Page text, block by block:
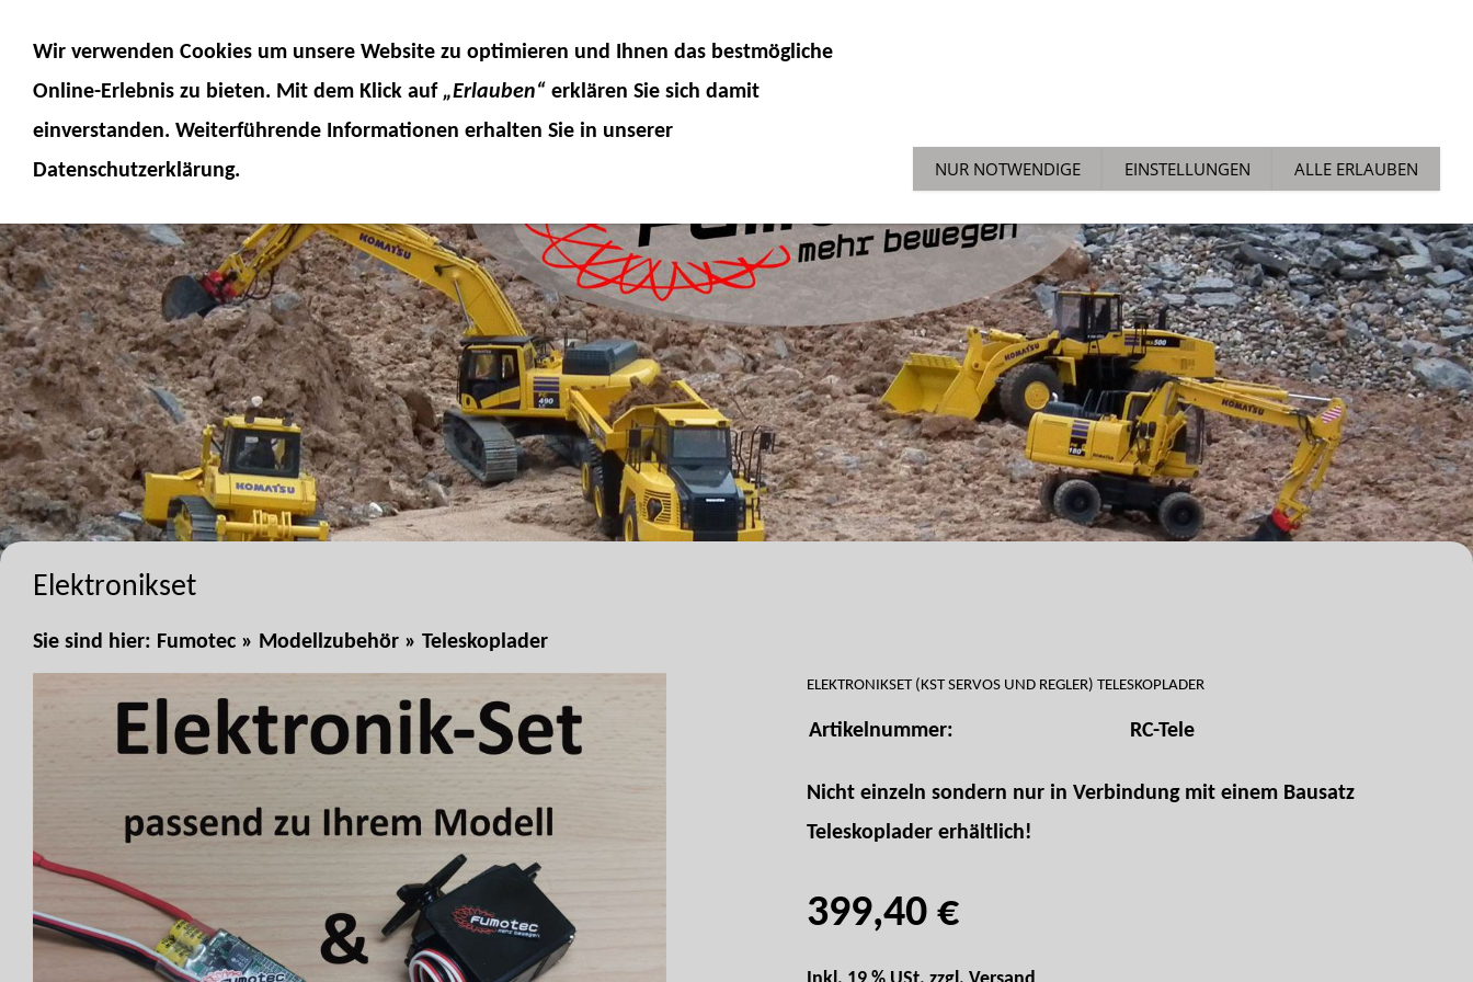
FUMOTEC ONLINESHOP SONDERAKTIONEN ENGLISH-SHOP
Elektronikset
Sie sind hier: Fumotec » Modellzubehör » Teleskoplader
ELEKTRONIKSET (KST SERVOS UND REGLER) TELESKOPLADER
Artikelnummer: RC-Tele
Nicht einzeln sondern nur in Verbindung mit einem Bausatz
Teleskoplader erhältlich!
399,40 €
Wir verwenden Cookies um unsere Website zu optimieren und Ihnen das bestmögliche
Online-Erlebnis zu bieten. Mit dem Klick auf „Erlauben“ erklären Sie sich damit
einverstanden. Weiterführende Informationen erhalten Sie in unserer
Datenschutzerklärung.
NUR NOTWENDIGE EINSTELLUNGEN ALLE ERLAUBEN